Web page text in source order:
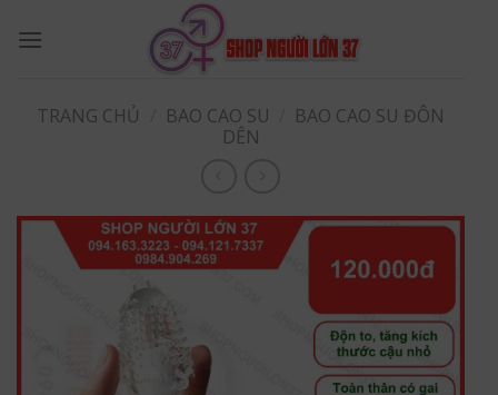
TRANG CHỦ
BAO CAO SU
BAO CAO SU ĐÔN
DÊN